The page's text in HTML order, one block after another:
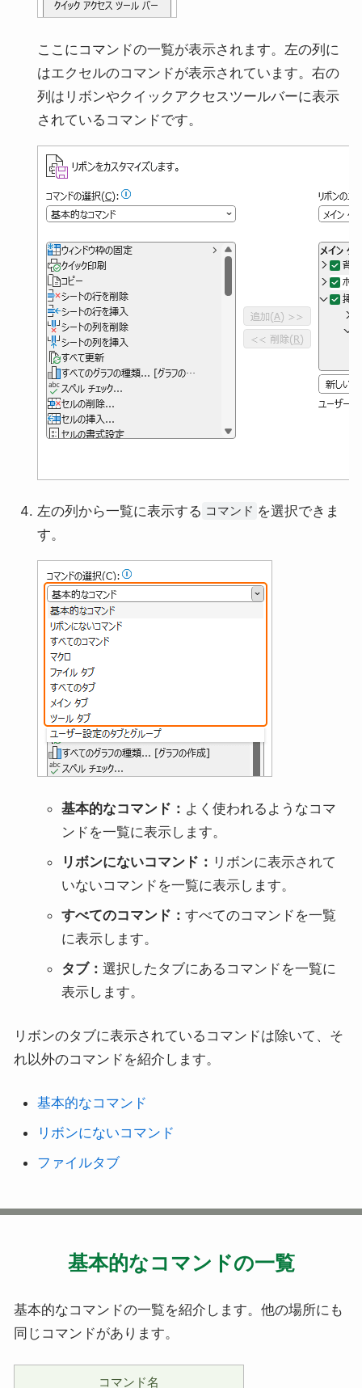
ここにコマンドの一覧が表示されます。左の列に
はエクセルのコマンドが表示されています。右の
列はリボンやクイックアクセスツールバーに表示
されているコマンドです。
左の列から一覧に表示する コマンド を選択できま
す。
基本的なコマンド： よく使われるようなコマ
ンドを一覧に表示します。
リボンにないコマンド： リボンに表示されて
いないコマンドを一覧に表示します。
すべてのコマンド： すべてのコマンドを一覧
に表示します。
タブ： 選択したタブにあるコマンドを一覧に
表示します。
リボンのタブに表示されているコマンドは除いて、そ
れ以外のコマンドを紹介します。
基本的なコマンド
リボンにないコマンド
ファイルタブ
基本的なコマンドの一覧
基本的なコマンドの一覧を紹介します。他の場所にも
同じコマンドがあります。
コマンド名